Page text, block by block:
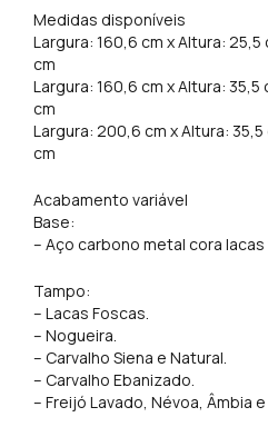
Medidas disponíveis
Largura: 160,6 cm x Altura:
cm
Largura: 160,6 cm x Altura:
cm
Largura: 200,6 cm x Altura:
cm
Acabamento variável
Base:
– Aço carbono metal cora
Tampo:
– Lacas Foscas.
– Nogueira.
– Carvalho Siena e Natural.
– Carvalho Ebanizado.
– Freijó Lavado, Névoa, Âmbia e